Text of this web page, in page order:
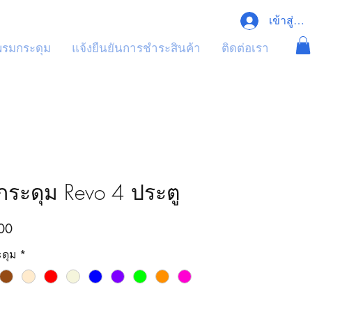
มกระดุม แจ้งยืนยันการชำระสินค้า ติดต่อเรา
เข้าสู่ระบบ
ะดุม Revo 4 ประตู
ราคา
ม *